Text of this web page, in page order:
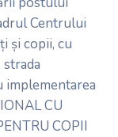
Centrului
și copii, cu
implementarea
CU
COPII